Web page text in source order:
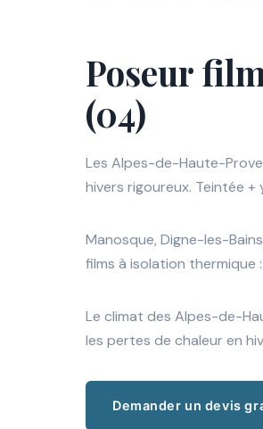
Poseur
(04)
Les Alpes-de-Haute-
hivers rigoureux. Teintée
Manosque, Digne-les-
films à isolation thermique
Le climat des Alpes-de-
les pertes de chaleur en
Demander un devis